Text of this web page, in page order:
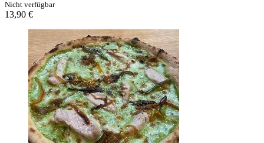
Nicht verfügbar
13,90 €